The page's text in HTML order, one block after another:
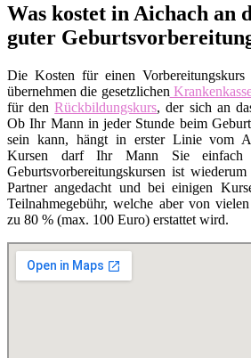
Was kostet in Aichach an
guter
Die Kosten für einen
übernehmen die gesetzlichen
für denRückbildungskurs, der sich an
Ob Ihr Mann in jeder Stunde beim
sein kann, hängt in erster Linie vom
Kursen darf Ihr Mann Sie einfach
Geburtsvorbereitungskursen ist
Partner angedacht und bei einigen
Teilnahmegebühr, welche aber von
zu 80 % (max. 100 Euro) erstattet wird.